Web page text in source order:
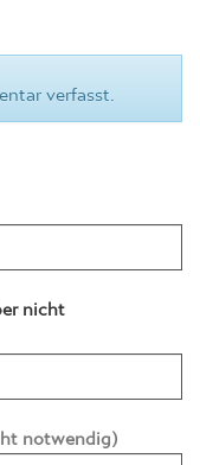
verfasst.
nicht
notwendig)